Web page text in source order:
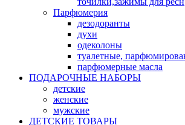
Парфюмерия
дезодоранты
духи
одеколоны
туалетные,
парфюмерные масла
ПОДАРОЧНЫЕ НАБОРЫ
детские
женские
мужские
ДЕТСКИЕ ТОВАРЫ